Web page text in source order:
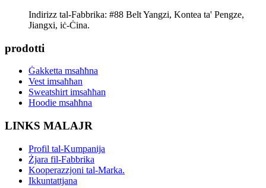
Indirizz tal-Fabbrika: #88 Belt Yangzi, Kontea ta' Pengze,
Jiangxi, iċ-Ċina.
prodotti
Ġakketta msaħħna
Vest imsaħħan
Sweatshirt imsaħħan
Hoodie msaħħna
LINKS MALAJR
Profil tal-Kumpanija
Żjara fil-Fabbrika
Kooperazzjoni tal-Marka.
Ikkuntattjana